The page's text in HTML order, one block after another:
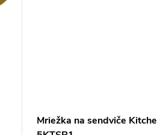
Mriežka na sendviče